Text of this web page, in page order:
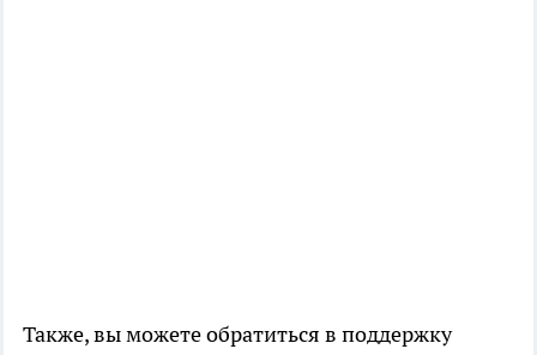
Также, вы можете обратиться в поддержку